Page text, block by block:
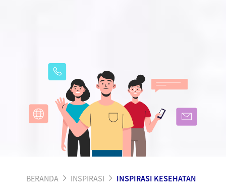
BERANDA INSPIRASI INSPIRASI KESEHATAN